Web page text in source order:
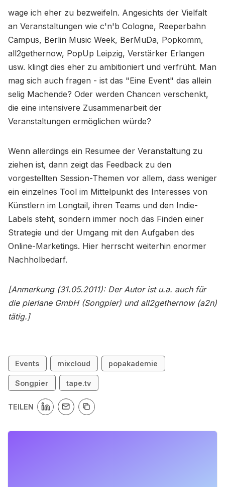
wage ich eher zu bezweifeln. Angesichts der Vielfalt
an Veranstaltungen wie c'n'b Cologne, Reeperbahn
Campus, Berlin Music Week, BerMuDa, Popkomm,
all2gethernow, PopUp Leipzig, Verstärker Erlangen
usw. klingt dies eher zu ambitioniert und verfrüht. Man
mag sich auch fragen - ist das "Eine Event" das allein
selig Machende? Oder werden Chancen verschenkt,
die eine intensivere Zusammenarbeit der
Veranstaltungen ermöglichen würde?
Wenn allerdings ein Resumee der Veranstaltung zu
ziehen ist, dann zeigt das Feedback zu den
vorgestellten Session-Themen vor allem, dass weniger
ein einzelnes Tool im Mittelpunkt des Interesses von
Künstlern im Longtail, ihren Teams und den Indie-
Labels steht, sondern immer noch das Finden einer
Strategie und der Umgang mit den Aufgaben des
Online-Marketings. Hier herrscht weiterhin enormer
Nachholbedarf.
[Anmerkung (31.05.2011): Der Autor ist u.a. auch für
die pierlane GmbH (Songpier) und all2gethernow (a2n)
tätig.]
Events mixcloud popakademie
Songpier tape.tv
TEILEN